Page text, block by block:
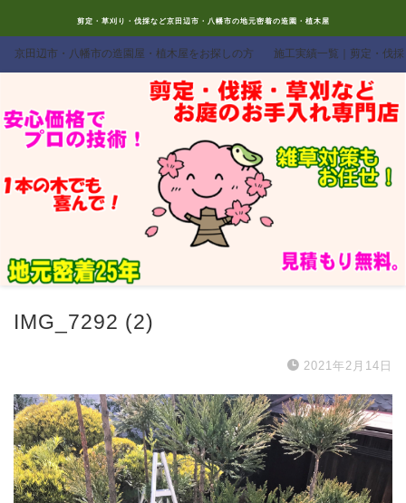
剪定・草刈り・伐採など京田辺市・八幡市の地元密着の造園・植木屋
京田辺市・八幡市の造園屋・植木屋をお探しの方 施工実績一覧｜剪定・伐
IMG_7292 (2)
2021年2月14日